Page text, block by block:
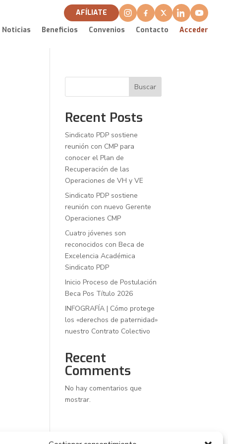
AFÍLIATE
Noticias Beneficios Convenios Contacto Acceder
Buscar
Recent Posts
Sindicato PDP sostiene
reunión con CMP para
conocer el Plan de
Recuperación de las
Operaciones de VH y VE
Sindicato PDP sostiene
reunión con nuevo Gerente
Operaciones CMP
Cuatro jóvenes son
reconocidos con Beca de
Excelencia Académica
Sindicato PDP
Inicio Proceso de Postulación
Beca Pos Título 2026
INFOGRAFÍA | Cómo protege
los «derechos de paternidad»
nuestro Contrato Colectivo
Recent
Comments
No hay comentarios que
mostrar.